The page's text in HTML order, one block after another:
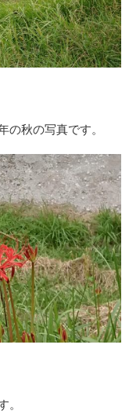
の秋の写真です。
。